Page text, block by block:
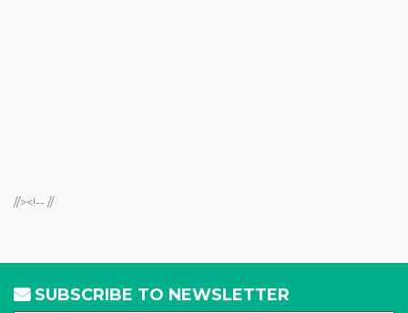
//><!-- //
SUBSCRIBE TO NEWSLETTER